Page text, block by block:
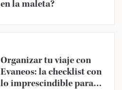
en la maleta?
Organizar tu viaje con
Evaneos: la checklist con
lo imprescindible para